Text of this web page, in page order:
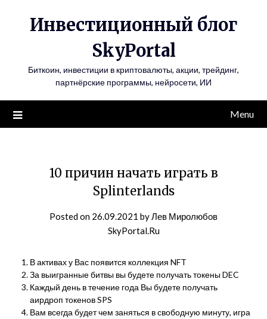
Инвестиционный блог
SkyPortal
Биткоин, инвестиции в криптовалюты, акции, трейдинг,
партнёрские программы, нейросети, ИИ
Menu
10 причин начать играть в
Splinterlands
Posted on 26.09.2021 byЛев Миролюбов
SkyPortal.Ru
В активах у Вас появится коллекция NFT
За выигранные битвы вы будете получать токены DEC
Каждый день в течение года Вы будете получать
аирдроп токенов SPS
Вам всегда будет чем заняться в свободную минуту, игра